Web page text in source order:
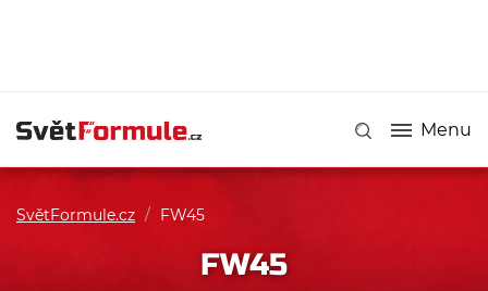
Menu
SvětFormule.cz / FW45
FW45